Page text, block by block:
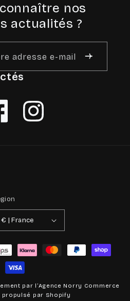
nos
actualités ?
adresse e-mail
Instagram
EUR € | France
par l’Agence Norry Commerce
par Shopify